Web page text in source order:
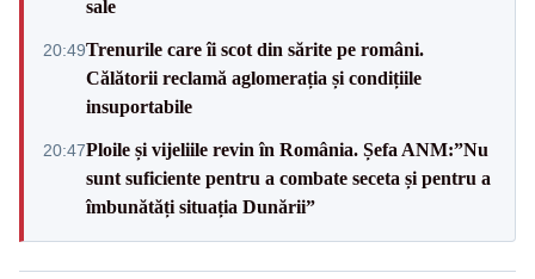
sale
20:49Trenurile care îi scot din sărite pe români.
Călătorii reclamă aglomerația și condițiile
insuportabile
20:47Ploile și vijeliile revin în România. Șefa ANM:”Nu
sunt suficiente pentru a combate seceta și pentru a
îmbunătăți situația Dunării”